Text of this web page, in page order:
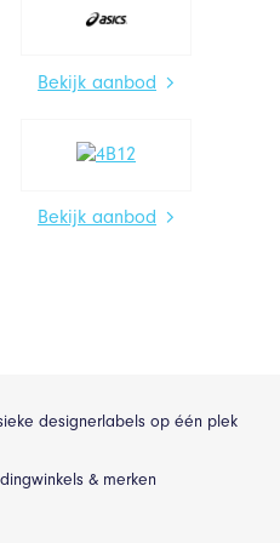
Bekijk aanbod
Bekijk aanbod
designerlabels op één plek
& merken